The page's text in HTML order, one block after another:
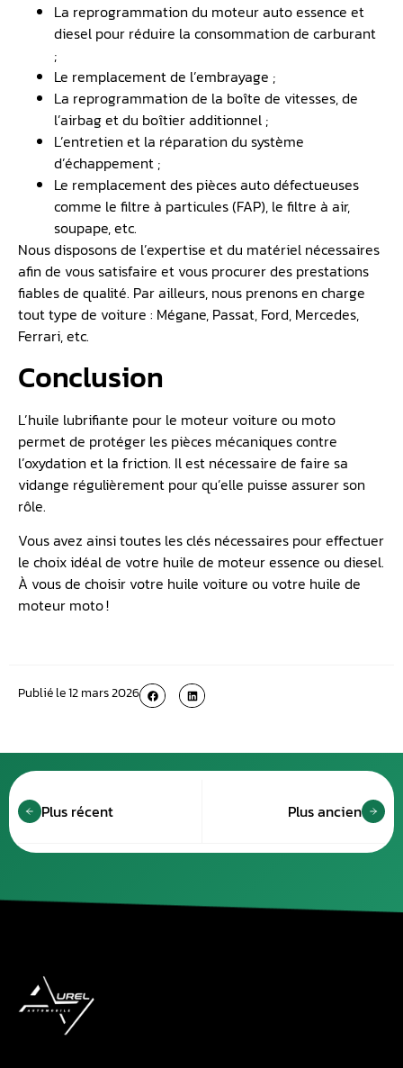
La reprogrammation du moteur auto essence et
diesel pour réduire la consommation de carburant
;
Le remplacement de l’embrayage ;
La reprogrammation de la boîte de vitesses, de
l’airbag et du boîtier additionnel ;
L’entretien et la réparation du système
d’échappement ;
Le remplacement des pièces auto défectueuses
comme le filtre à particules (FAP), le filtre à air,
soupape, etc.
Nous disposons de l’expertise et du matériel nécessaires
afin de vous satisfaire et vous procurer des prestations
fiables de qualité. Par ailleurs, nous prenons en charge
tout type de voiture : Mégane, Passat, Ford, Mercedes,
Ferrari, etc.
Conclusion
L’huile lubrifiante pour le moteur voiture ou moto
permet de protéger les pièces mécaniques contre
l’oxydation et la friction. Il est nécessaire de faire sa
vidange régulièrement pour qu’elle puisse assurer son
rôle.
Vous avez ainsi toutes les clés nécessaires pour effectuer
le choix idéal de votre huile de moteur essence ou diesel.
À vous de choisir votre huile voiture ou votre huile de
moteur moto !
Publié le12 mars 2026
Plus récent Plus ancien